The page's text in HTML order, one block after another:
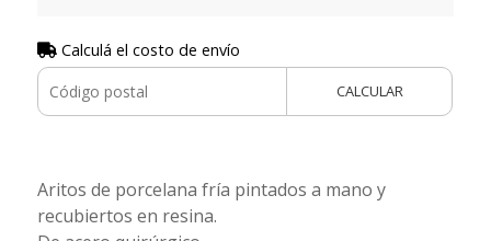
Calculá el costo de envío
CALCULAR
Aritos de porcelana fría pintados a mano y
recubiertos en resina.